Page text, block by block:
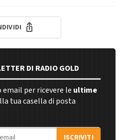
DI RADIO GOLD
per ricevere le ultime
tua casella di posta
ISCRIVITI